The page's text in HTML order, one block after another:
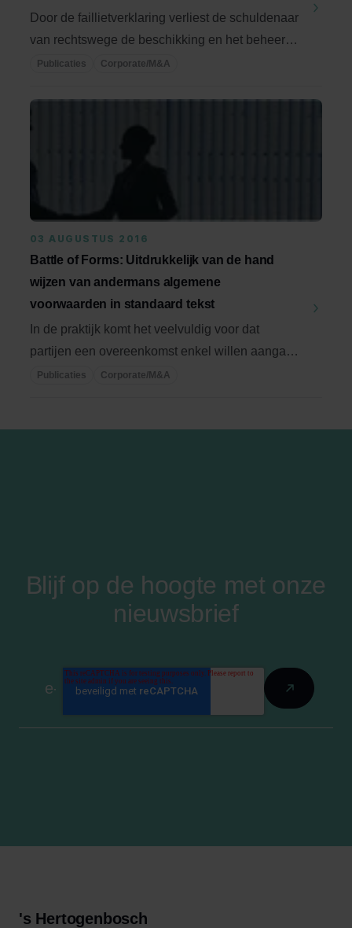
Door de faillietverklaring verliest de schuldenaar
van rechtswege de beschikking en het beheer
over ...
Publicaties Corporate/M&A
03 AUGUSTUS 2016
Battle of Forms: Uitdrukkelijk van de hand
wijzen van andermans algemene
voorwaarden in standaard tekst
In de praktijk komt het veelvuldig voor dat
partijen een overeenkomst enkel willen aangaan
onder de ...
Publicaties Corporate/M&A
Blijf op de hoogte met onze
nieuwsbrief
's Hertogenbosch